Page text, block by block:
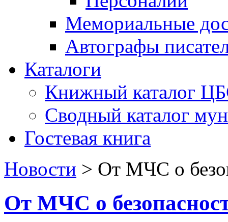
Мемориальные
Автографы
Каталоги
Книжный каталог
Сводный каталог
Гостевая книга
Новости > От МЧС о
От МЧС о